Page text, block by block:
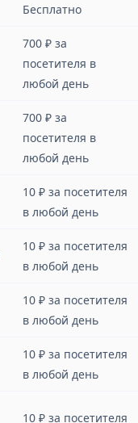
Бесплатно
700 ₽ за
посетителя в
любой день
700 ₽ за
посетителя в
любой день
10 ₽ за посетителя
в любой день
10 ₽ за посетителя
в любой день
10 ₽ за посетителя
в любой день
10 ₽ за посетителя
в любой день
10 ₽ за посетителя